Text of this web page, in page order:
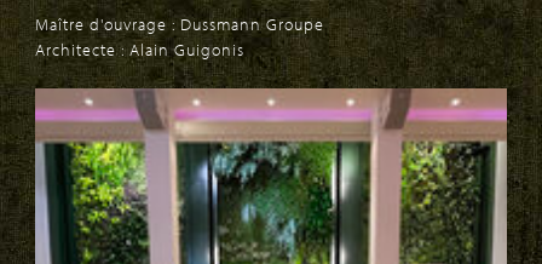
Maître d'ouvrage : Dussmann Groupe
Architecte : Alain Guigonis